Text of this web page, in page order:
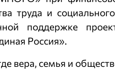
труда и
поддержке
Россия».
вера, семья и